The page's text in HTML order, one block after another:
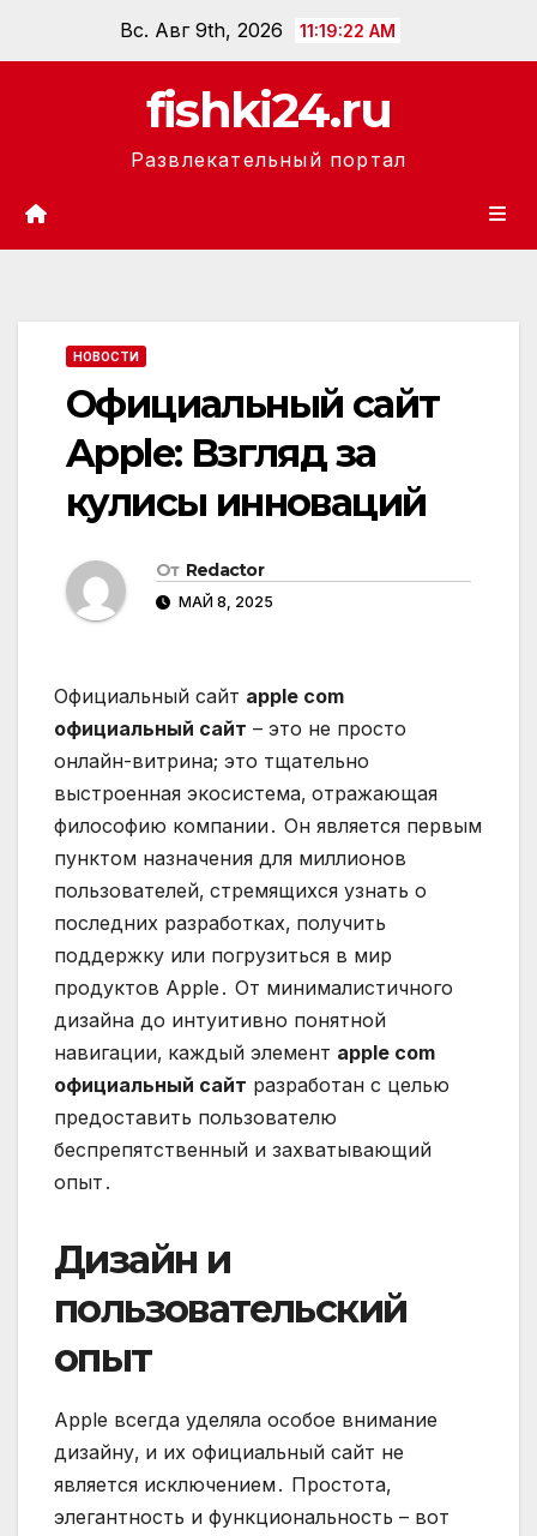
Вс. Авг 9th, 2026 11:19:23 AM
fishki24.ru
Развлекательный портал
НОВОСТИ
Официальный сайт
Apple: Взгляд за
кулисы инноваций
От Redactor
МАЙ 8, 2025
Официальный сайт apple com
официальный сайт – это не просто
онлайн-витрина; это тщательно
выстроенная экосистема‚ отражающая
философию компании․ Он является первым
пунктом назначения для миллионов
пользователей‚ стремящихся узнать о
последних разработках‚ получить
поддержку или погрузиться в мир
продуктов Apple․ От минималистичного
дизайна до интуитивно понятной
навигации‚ каждый элемент apple com
официальный сайт разработан с целью
предоставить пользователю
беспрепятственный и захватывающий
опыт․
Дизайн и
пользовательский
опыт
Apple всегда уделяла особое внимание
дизайну‚ и их официальный сайт не
является исключением․ Простота‚
элегантность и функциональность – вот